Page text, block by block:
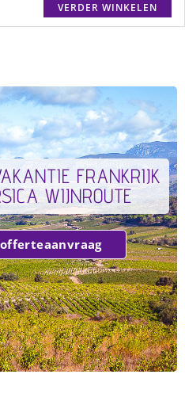
VERDER WINKELEN
FRANKRIJK
WIJNROUTE